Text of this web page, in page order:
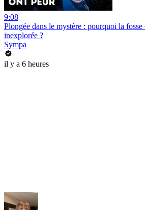
9:08
Plongée dans le mystère : pourquoi la fosse
inexplorée ?
Sympa
il y a 6 heures